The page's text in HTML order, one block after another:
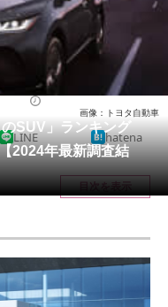
育児
SUV」ランキング
2024年最新調査結
画像：トヨタ自動車
LINE hatena
目次を表示